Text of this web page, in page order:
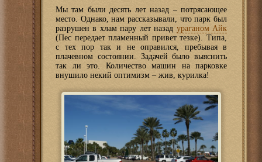
Мы там были десять лет назад – потрясающее
место. Однако, нам рассказывали, что парк был
разрушен в хлам пару лет назад ураганом Айк
(Пес передает пламенный привет тезке). Типа,
с тех пор так и не оправился, пребывая в
плачевном состоянии. Задачей было выяснить
так ли это. Количество машин на парковке
внушило некий оптимизм – жив, курилка!